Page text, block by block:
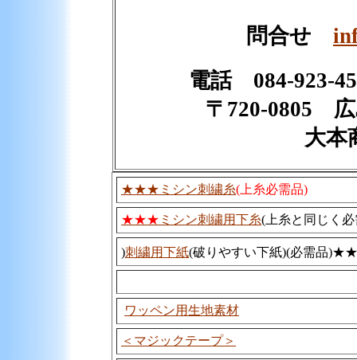
問合せ
電話 084-923-
〒720-0805 広
大本
★★★ミシン刺繍糸(上糸必需品)
★★★ ミシン刺繍用下糸(上糸と同じく
)刺繍用下紙(破りやすい下紙)(必需品)★★
ワッペン用生地素材
＜マジックテープ＞